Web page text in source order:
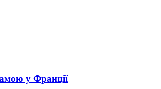
у Франції